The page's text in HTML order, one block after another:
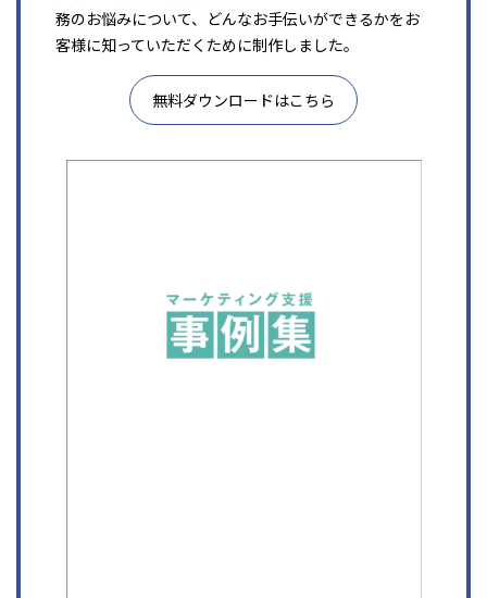
務のお悩みについて、どんなお手伝いができるかをお
客様に知っていただくために制作しました。
無料ダウンロードはこちら